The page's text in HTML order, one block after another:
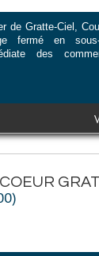
de Gratte-Ciel,
fermé en sous-
des